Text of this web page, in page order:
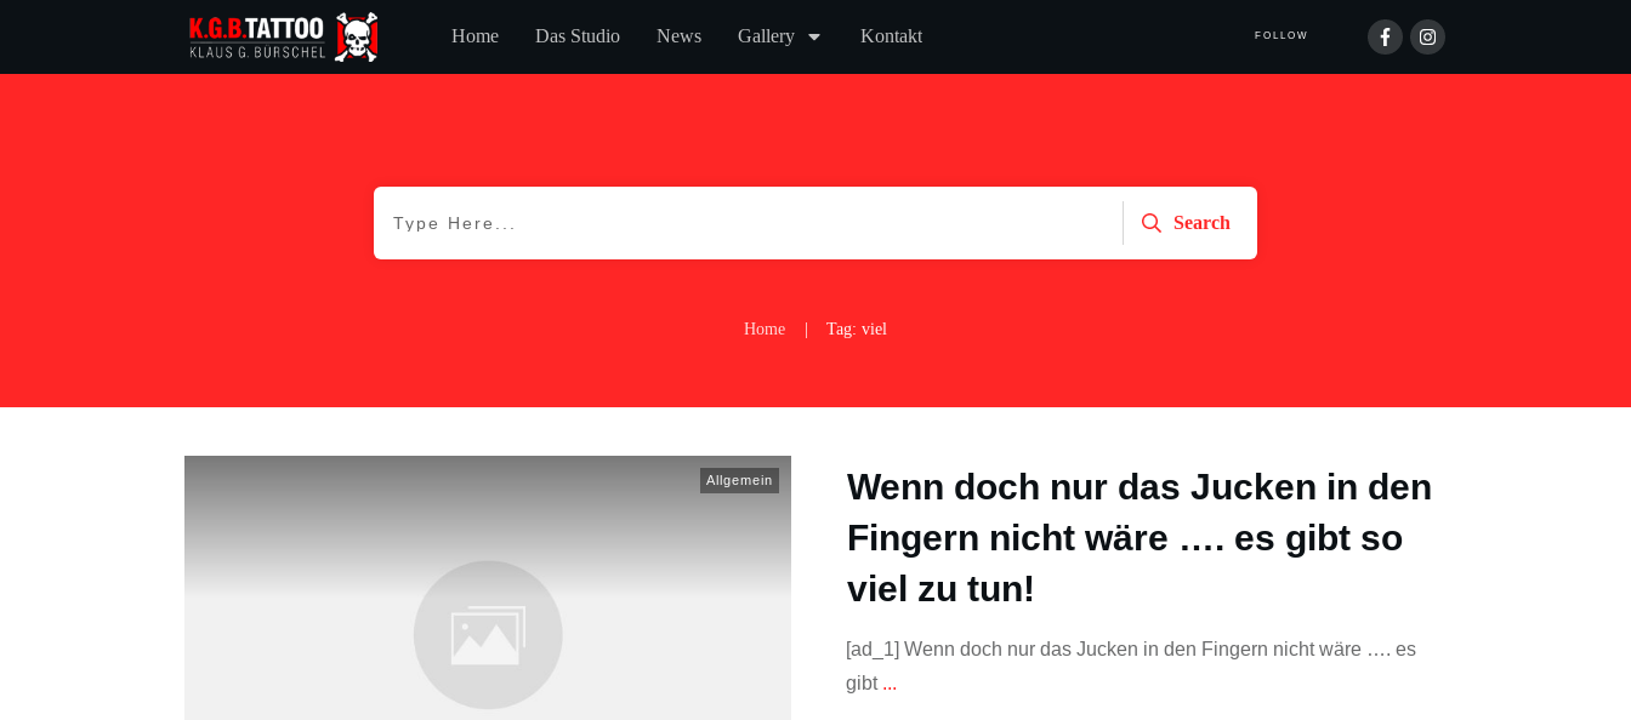
Home Das Studio News Gallery Kontakt FOLLOW
Search
Home Tag: viel
Allgemein
Wenn doch nur das Jucken in den
Fingern nicht wäre …. es gibt so
viel zu tun!
[ad_1] Wenn doch nur das Jucken in den Fingern nicht wäre …. es
gibt ...